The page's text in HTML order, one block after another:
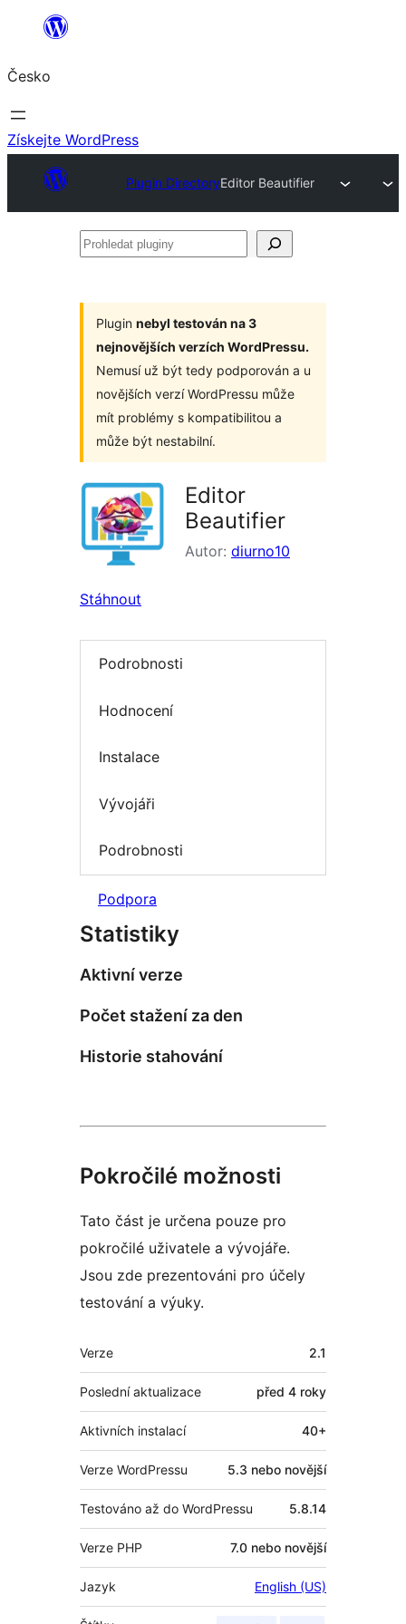
Přeskočit
obsah
Česko
Získejte WordPress
Plugin DirectoryEditor Beautifier
Prohledat
Plugin nebyl testován na 3
nejnovějších verzích WordPressu.
Nemusí už být tedy podporován a u
novějších verzí WordPressu může
mít problémy s kompatibilitou a
může být nestabilní.
Editor
Beautifier
Autor: diurno10
Stáhnout
Podrobnosti
Hodnocení
Instalace
Vývojáři
Podrobnosti
Podpora
Statistiky
Aktivní verze
Počet stažení za den
Historie stahování
Pokročilé možnosti
Tato část je určena pouze pro
pokročilé uživatele a vývojáře.
Jsou zde prezentováni pro účely
testování a výuky.
Meta
Verze 2.1
Poslední aktualizace před 4 roky
Aktivních instalací 40+
Verze WordPressu 5.3 nebo novější
Testováno až do WordPressu 5.8.14
Verze PHP 7.0 nebo novější
Jazyk English (US)